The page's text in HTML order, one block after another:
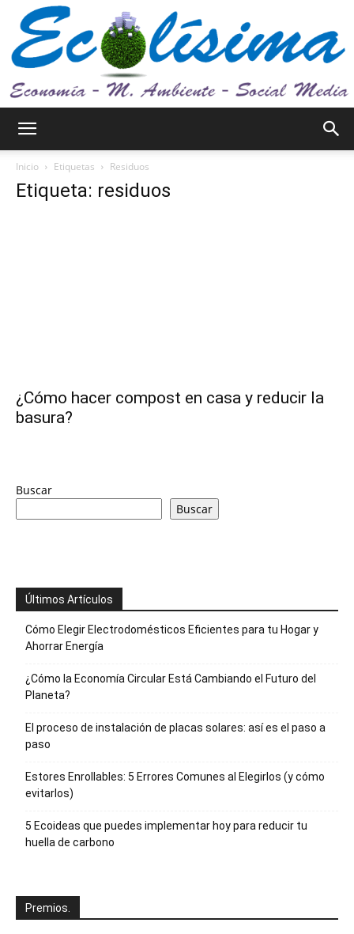
Inicio Etiquetas Residuos
Etiqueta: residuos
¿Cómo hacer compost en casa y reducir la
basura?
Buscar
Buscar
Últimos Artículos
Cómo Elegir Electrodomésticos Eficientes para tu Hogar y
Ahorrar Energía
¿Cómo la Economía Circular Está Cambiando el Futuro del
Planeta?
El proceso de instalación de placas solares: así es el paso a
paso
Estores Enrollables: 5 Errores Comunes al Elegirlos (y cómo
evitarlos)
5 Ecoideas que puedes implementar hoy para reducir tu
huella de carbono
Premios.